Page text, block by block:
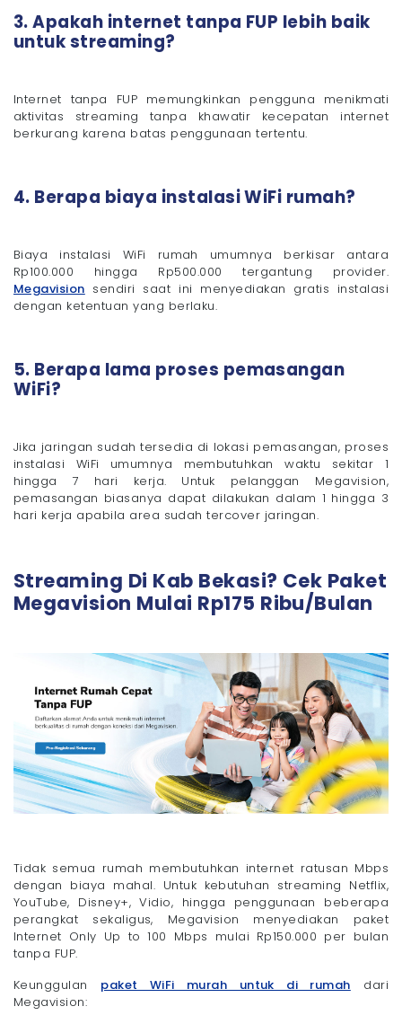
3. Apakah internet tanpa FUP lebih baik
untuk streaming?
Internet tanpa FUP memungkinkan pengguna menikmati
aktivitas streaming tanpa khawatir kecepatan internet
berkurang karena batas penggunaan tertentu.
4. Berapa biaya instalasi WiFi rumah?
Biaya instalasi WiFi rumah umumnya berkisar antara
Rp100.000 hingga Rp500.000 tergantung provider.
Megavision sendiri saat ini menyediakan gratis instalasi
dengan ketentuan yang berlaku.
5. Berapa lama proses pemasangan
WiFi?
Jika jaringan sudah tersedia di lokasi pemasangan, proses
instalasi WiFi umumnya membutuhkan waktu sekitar 1
hingga 7 hari kerja. Untuk pelanggan Megavision,
pemasangan biasanya dapat dilakukan dalam 1 hingga 3
hari kerja apabila area sudah tercover jaringan.
Streaming Di Kab Bekasi? Cek Paket
Megavision Mulai Rp175 Ribu/Bulan
Tidak semua rumah membutuhkan internet ratusan Mbps
dengan biaya mahal. Untuk kebutuhan streaming Netflix,
YouTube, Disney+, Vidio, hingga penggunaan beberapa
perangkat sekaligus, Megavision menyediakan paket
Internet Only Up to 100 Mbps mulai Rp150.000 per bulan
tanpa FUP.
Keunggulan paket WiFi murah untuk di rumah dari
Megavision: